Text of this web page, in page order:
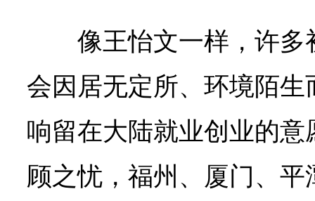
像王怡文一样，许
会因居无定所、环境陌
响留在大陆就业创业的
顾之忧，福州、厦门、